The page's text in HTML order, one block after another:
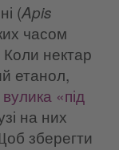
(Apis
часом
Коли нектар
етанол,
«під
на них
зберегти